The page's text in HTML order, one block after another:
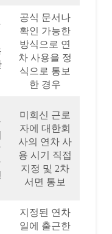
공식 문서나
확인 가능한
방식으로 연
차 사용을 정
식으로 통보
한 경우
미회신 근로
자에 대한회
사의 연차 사
용 시기 직접
지정 및 2차
서면 통보
지정된 연차
일에 출근한